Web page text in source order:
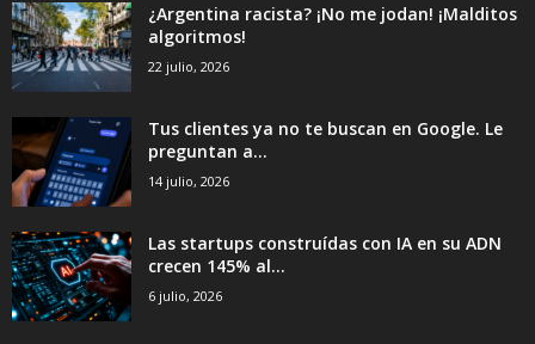
¿Argentina racista? ¡No me jodan! ¡Malditos
algoritmos!
22 julio, 2026
Tus clientes ya no te buscan en Google. Le
preguntan a...
14 julio, 2026
Las startups construídas con IA en su ADN
crecen 145% al...
6 julio, 2026